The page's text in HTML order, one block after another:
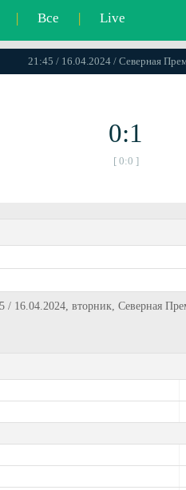
| Все | Live
21:45 / 16.04.2024 / Северная
0:1
[ 0:0 ]
16.04.2024, вторник, Северная